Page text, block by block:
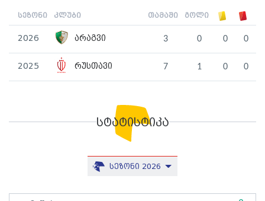
სეზონი კლუბი თამაში გოლი
2026 არაგვი 3 0 0 0
2025 რუსთავი 7 1 0 0
სტატისტიკა
სეზონი 2026